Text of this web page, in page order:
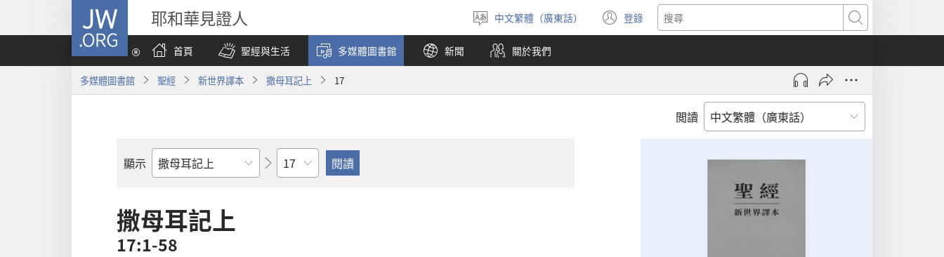
JW.ORG 耶和華見證人
選
擇
語
言
中文繁體（廣東話） 登錄
（開
啟
視
搜
尋
首頁
聖經與生活 多媒體圖書館 新聞 關於我們
多媒體圖書館 聖經 新世界譯本 撒母耳記上 17
閲讀
顯示
聖
經
卷
章
撒母耳記上
17:1-58